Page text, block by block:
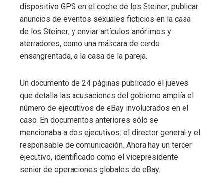
dispositivo GPS en el coche de los Steiner; publicar
anuncios de eventos sexuales ficticios en la casa
de los Steiner; y enviar artículos anónimos y
aterradores, como una máscara de cerdo
ensangrentada, a la casa de la pareja.
Un documento de 24 páginas publicado el jueves
que detalla las acusaciones del gobierno amplía el
número de ejecutivos de eBay involucrados en el
caso. En documentos anteriores sólo se
mencionaba a dos ejecutivos: el director general y el
responsable de comunicación. Ahora hay un tercer
ejecutivo, identificado como el vicepresidente
senior de operaciones globales de eBay.